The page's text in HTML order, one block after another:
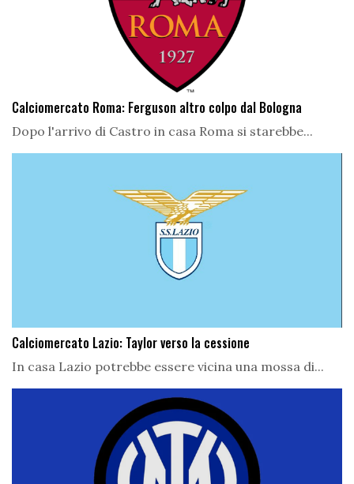
Calciomercato Roma: Ferguson altro colpo dal Bologna
Dopo l'arrivo di Castro in casa Roma si starebbe...
Calciomercato Lazio: Taylor verso la cessione
In casa Lazio potrebbe essere vicina una mossa di...